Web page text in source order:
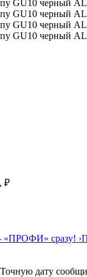
₽
«ПРОФИ» сразу! ›
дату